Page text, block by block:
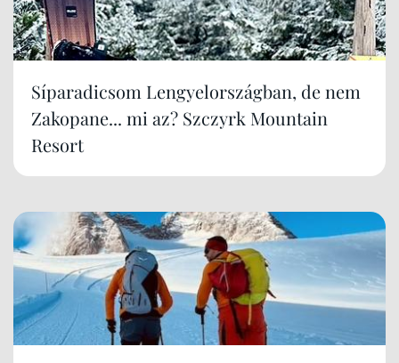
Síparadicsom Lengyelországban, de nem
Zakopane... mi az? Szczyrk Mountain
Resort